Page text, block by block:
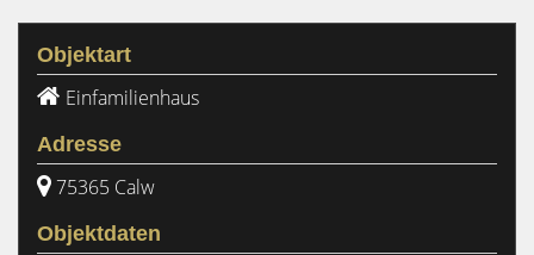
Objektart
Einfamilienhaus
Adresse
75365 Calw
Objektdaten